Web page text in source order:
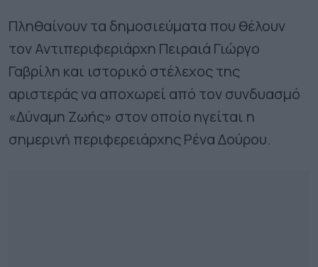
Πληθαίνουν τα δημοσιεύματα που θέλουν
τον Αντιπεριφεριάρχη Πειραιά Γιώργο
Γαβρίλη και ιστορικό στέλεχος της
αριστεράς να αποχωρεί από τον συνδυασμό
«Δύναμη Ζωής» στον οποίο ηγείται η
σημερινή περιφερειάρχης Ρένα Δούρου.